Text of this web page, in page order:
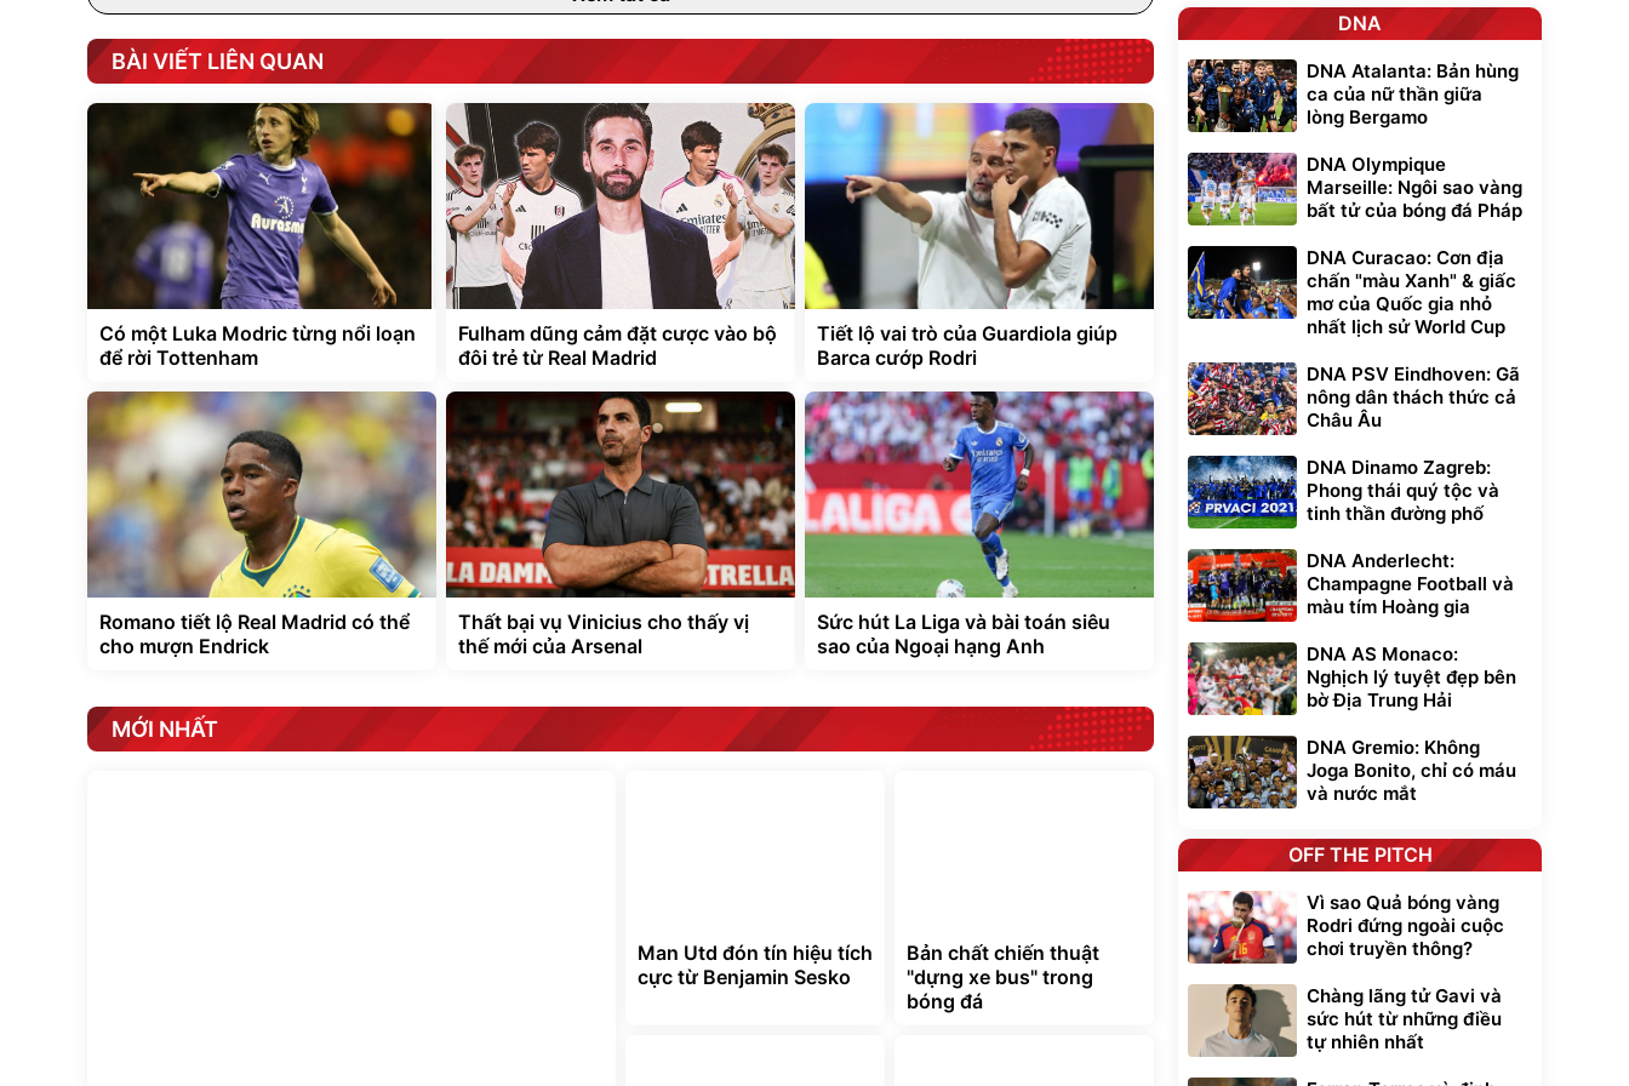
BÀI VIẾT LIÊN QUAN
Có một Luka Modric từng nổi loạn
để rời Tottenham
Fulham dũng cảm đặt cược vào bộ
đôi trẻ từ Real Madrid
Tiết lộ vai trò của Guardiola giúp
Barca cướp Rodri
Romano tiết lộ Real Madrid có thể
cho mượn Endrick
Thất bại vụ Vinicius cho thấy vị
thế mới của Arsenal
Sức hút La Liga và bài toán siêu
sao của Ngoại hạng Anh
MỚI NHẤT
Man Utd đón tín hiệu tích
cực từ Benjamin Sesko
Bản chất chiến thuật
"dựng xe bus" trong
bóng đá
DNA
DNA Atalanta: Bản hùng
ca của nữ thần giữa
lòng Bergamo
DNA Olympique
Marseille: Ngôi sao vàng
bất tử của bóng đá Pháp
DNA Curacao: Cơn địa
chấn "màu Xanh" & giấc
mơ của Quốc gia nhỏ
nhất lịch sử World Cup
DNA PSV Eindhoven: Gã
nông dân thách thức cả
Châu Âu
DNA Dinamo Zagreb:
Phong thái quý tộc và
tinh thần đường phố
DNA Anderlecht:
Champagne Football và
màu tím Hoàng gia
DNA AS Monaco:
Nghịch lý tuyệt đẹp bên
bờ Địa Trung Hải
DNA Gremio: Không
Joga Bonito, chỉ có máu
và nước mắt
OFF THE PITCH
Vì sao Quả bóng vàng
Rodri đứng ngoài cuộc
chơi truyền thông?
Chàng lãng tử Gavi và
sức hút từ những điều
tự nhiên nhất